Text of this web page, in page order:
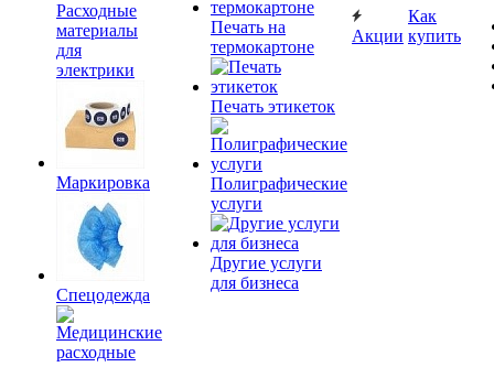
Расходные
материалы
для
электрики
Маркировка
Спецодежда
Печать на
термокартоне
Печать этикеток
Полиграфические
услуги
Другие услуги
для бизнеса
Акции
Как
купить